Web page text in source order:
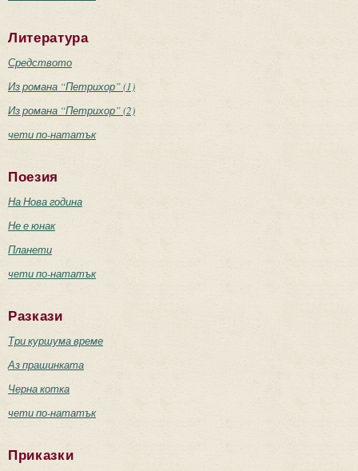
Литература
Средството
Из романа “Петрихор” (1)
Из романа “Петрихор” (2)
чети по-нататък
Поезия
На Нова година
Не е юнак
Планети
чети по-нататък
Разкази
Три куршума време
Аз прашинката
Черна котка
чети по-нататък
Приказки